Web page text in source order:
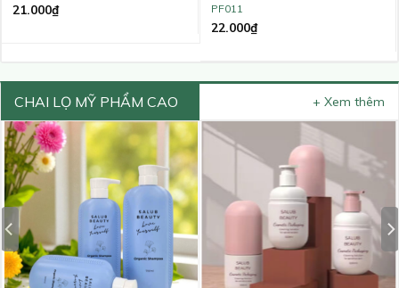
21.000₫
PF011
22.000₫
CHAI LỌ MỸ PHẨM CAO
CẤP
+ Xem thêm